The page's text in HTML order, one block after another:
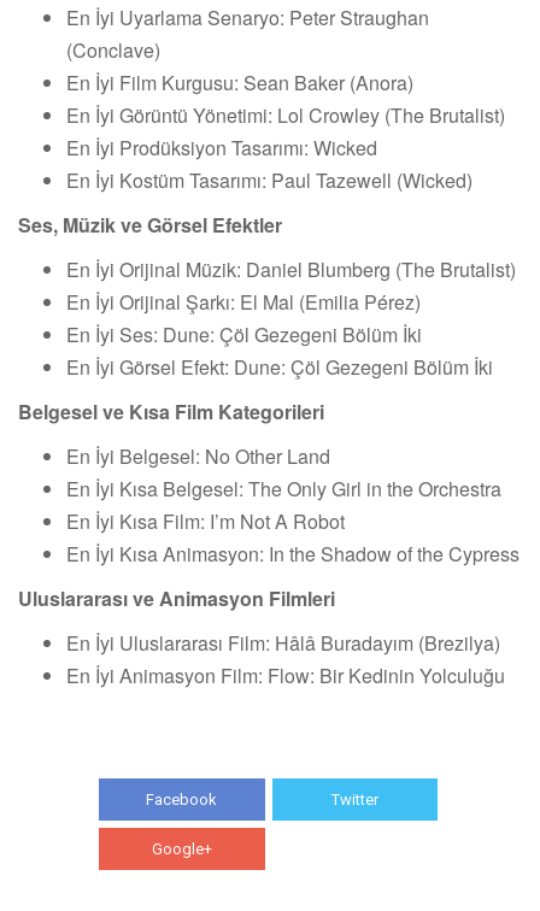
En İyi Uyarlama Senaryo: Peter Straughan
(Conclave)
En İyi Film Kurgusu: Sean Baker (Anora)
En İyi Görüntü Yönetimi: Lol Crowley (The Brutalist)
En İyi Prodüksiyon Tasarımı: Wicked
En İyi Kostüm Tasarımı: Paul Tazewell (Wicked)
Ses, Müzik ve Görsel Efektler
En İyi Orijinal Müzik: Daniel Blumberg (The Brutalist)
En İyi Orijinal Şarkı: El Mal (Emilia Pérez)
En İyi Ses: Dune: Çöl Gezegeni Bölüm İki
En İyi Görsel Efekt: Dune: Çöl Gezegeni Bölüm İki
Belgesel ve Kısa Film Kategorileri
En İyi Belgesel: No Other Land
En İyi Kısa Belgesel: The Only Girl in the Orchestra
En İyi Kısa Film: I’m Not A Robot
En İyi Kısa Animasyon: In the Shadow of the Cypress
Uluslararası ve Animasyon Filmleri
En İyi Uluslararası Film: Hâlâ Buradayım (Brezilya)
En İyi Animasyon Film: Flow: Bir Kedinin Yolculuğu
Facebook Twitter
Google+